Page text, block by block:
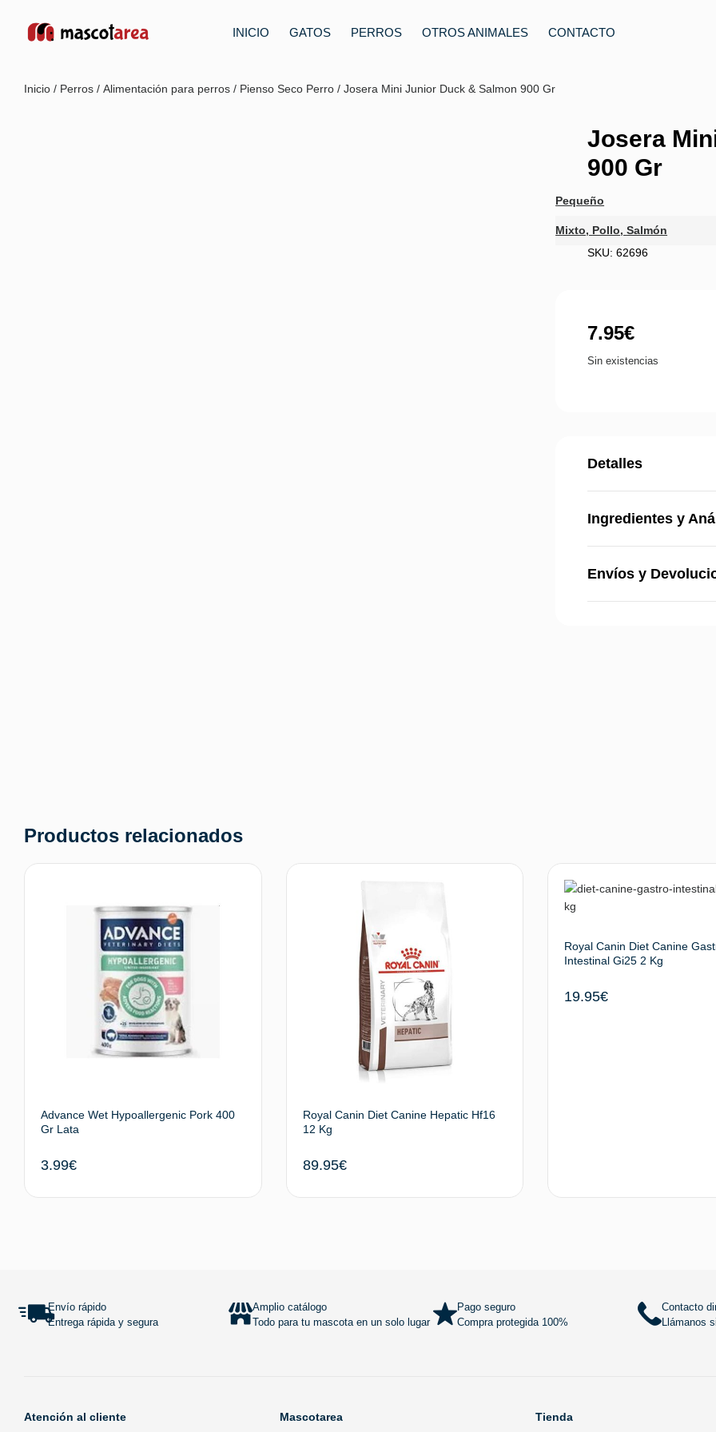
INICIO GATOS PERROS OTROS ANIMALES CONTACTO
Inicio / Perros / Alimentación para perros / Pienso Seco Perro / Josera Mini Junior Duck & Salmon 900 Gr
Josera
900 Gr
Pequeño
Mixto, Pollo,Salmón
SKU: 62696
7.95€
Sin existencias
Detalles
Ingredientes y
Envíos y
Productos relacionados
Advance Wet Hypoallergenic Pork 400
Gr Lata
3.99€
Royal Canin Diet Canine Hepatic Hf16
12 Kg
89.95€
Royal Canin Diet Canine
Intestinal Gi25 2 Kg
19.95€
Envío rápido
Entrega rápida y segura
Amplio catálogo
Todo para tu mascota en un solo lugar
Pago seguro
Compra protegida 100%
Contacto
Llámanos
Atención al cliente Mascotarea Tienda